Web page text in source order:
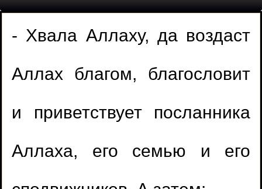
- Хвала Аллаху, да воздаст
Аллах благом, благословит
и приветствует посланника
Аллаха, его семью и его